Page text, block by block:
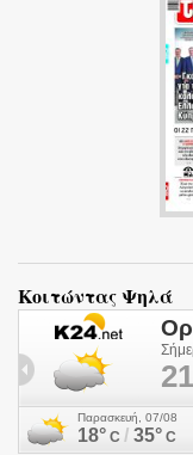
Κοιτώντας Ψηλά